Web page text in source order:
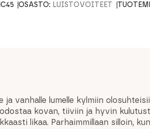
OSASTO: LUISTOVOITEET
ja vanhalle lumelle kylmiin
kovan, tiiviin ja hyvin
likaa. Parhaimmillaan silloin,